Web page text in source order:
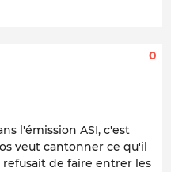
0
l'émission ASI, c'est
veut cantonner ce qu'il
de faire entrer les